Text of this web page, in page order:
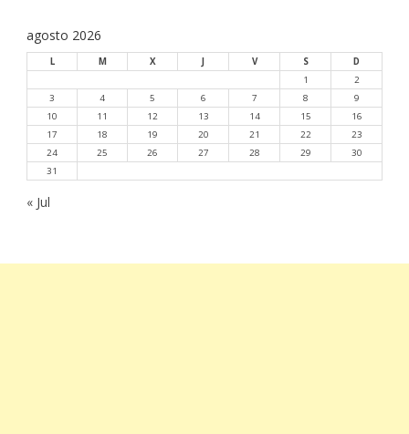
agosto 2026
L M X V S
D
1
2
3
4 5 6 7 8
9
10
11 12 13 14 15
16
17
18 19 20 21 22
23
24
25 26 27 28 29
30
31
« Jul